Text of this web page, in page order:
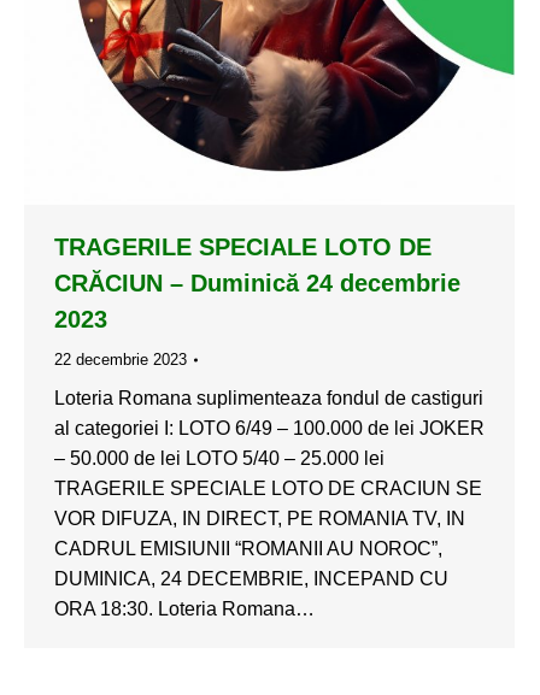
TRAGERILE SPECIALE LOTO DE
CRĂCIUN – Duminică 24 decembrie
2023
22 decembrie 2023
Loteria Romana suplimenteaza fondul de castiguri
al categoriei I: LOTO 6/49 – 100.000 de lei JOKER
– 50.000 de lei LOTO 5/40 – 25.000 lei
TRAGERILE SPECIALE LOTO DE CRACIUN SE
VOR DIFUZA, IN DIRECT, PE ROMANIA TV, IN
CADRUL EMISIUNII “ROMANII AU NOROC”,
DUMINICA, 24 DECEMBRIE, INCEPAND CU
ORA 18:30. Loteria Romana…